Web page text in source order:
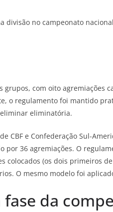
divisão no campeonato
com oito agremiações
o regulamento foi mantido
eliminatória.
CBF e Confederação Sul-
36 agremiações. O
colocados (os dois primeiros
O mesmo modelo foi
da